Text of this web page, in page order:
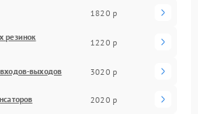
1820 р
резинок
1220 р
выходов 3020 р
2020 р